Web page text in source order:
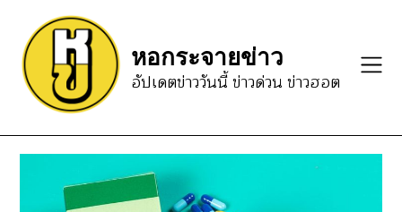
content
หอกระจายข่าว
อัปเดตข่าววันนี้ ข่าวด่วน ข่าวฮอต